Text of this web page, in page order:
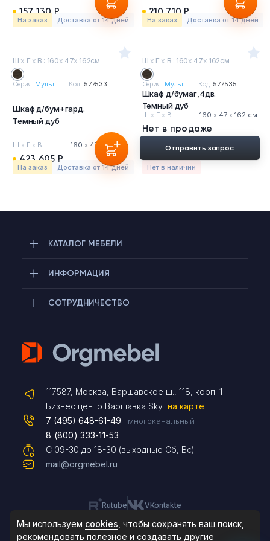
157 130 Р
На заказ Доставка от 14 дней
210 710 Р
На заказ Доставка от 14 дней
Ш х Г х В : 160х 47х 162см
Серия: Мульт... Код: 577533
Шкаф д/бум+гард.
Темный дуб
Ш х Г х В : 160 х47 162 см
423 605 Р
На заказ Доставка от 14 дней
Ш х Г х В : 160х 47х 162см
Серия: Мульт... Код: 577535
Шкаф д/бумаг,4дв.
Темный дуб
Ш х Г х В : 160 х 47 х 162 см
Нет в продаже
Нет в наличии
Отправить запрос
КАТАЛОГ МЕБЕЛИ
ИНФОРМАЦИЯ
СОТРУДНИЧЕСТВО
117587, Москва, Варшавское ш., 118, корп. 1
Бизнес центр Варшавка Sky на карте
С 09-30 до 18-30 (выходные Сб, Вс)
7 (495) 648-61-49 многоканальный
8 (800) 333-11-53
mail@orgmebel.ru
Rutube VKontakte
Telegram
Max
Чат на сайте
8 (495) 183-47-87
По будням с 09:30 до 18:30
Мы используем cookies , чтобы сохранять ваш поиск,
рекомендовать полезное и создавать другие